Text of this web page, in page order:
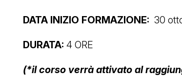
DATA INIZIO FORMAZIONE: 30
DURATA: 4 ORE
(*il corso verrà attivato al